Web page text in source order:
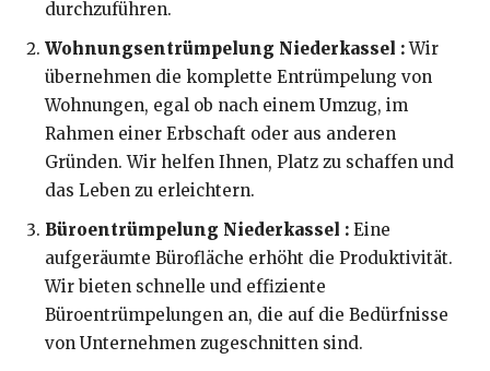
durchzuführen.
Wohnungsentrümpelung Niederkassel :Wir
übernehmen die komplette Entrümpelung von
Wohnungen, egal ob nach einem Umzug, im
Rahmen einer Erbschaft oder aus anderen
Gründen. Wir helfen Ihnen, Platz zu schaffen und
das Leben zu erleichtern.
Büroentrümpelung Niederkassel : Eine
aufgeräumte Bürofläche erhöht die Produktivität.
Wir bieten schnelle und effiziente
Büroentrümpelungen an, die auf die Bedürfnisse
von Unternehmen zugeschnitten sind.